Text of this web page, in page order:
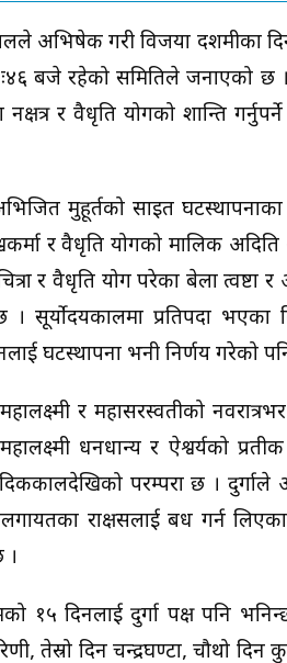
गरी विजया दशमीका
बजे रहेको समितिले जनाएको छ ।
र वैधृति योगको शान्ति
मुहूर्तको साइत
र वैधृति योगको मालिक
र वैधृति योग परेका बेला त्वष्टा
सूर्योदयकालमा प्रतिपदा भएका
घटस्थापना भनी निर्णय गरेको
र महासरस्वतीको
धनधान्य र ऐश्वर्यको
परम्परा छ । दुर्गाले
राक्षसलाई बध गर्न
।
१५ दिनलाई दुर्गा पक्ष पनि
तेस्रो दिन चन्द्रघण्टा, चौथो